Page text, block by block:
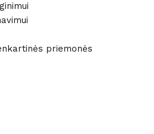
priemonės